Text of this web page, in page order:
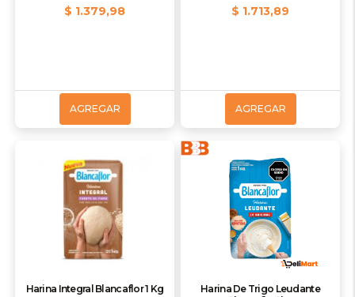
$ 1.379,98
AGREGAR
$ 1.713,89
AGREGAR
Harina Integral Blancaflor 1 Kg
Harina De Trigo Leudante